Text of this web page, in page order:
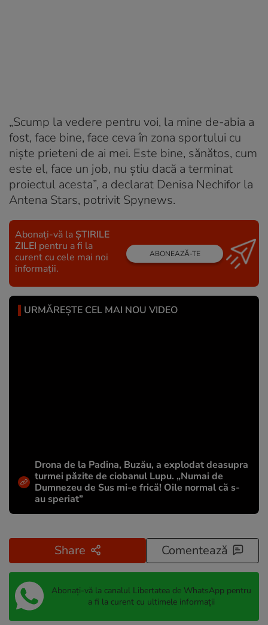
„Scump la vedere pentru voi, la mine de-abia a
fost, face bine, face ceva în zona sportului cu
niște prieteni de ai mei. Este bine, sănătos, cum
este el, face un job, nu știu dacă a terminat
proiectul acesta”, a declarat Denisa Nechifor la
Antena Stars, potrivit Spynews.
Abonați-vă la ȘTIRILE
ZILEI pentru a fi la
curent cu cele mai noi
informații.
ABONEAZĂ-TE
URMĂREȘTE CEL MAI NOU VIDEO
Drona de la Padina, Buzău, a explodat deasupra
turmei păzite de ciobanul Lupu. „Numai de
Dumnezeu de Sus mi-e frică! Oile normal că s-
au speriat”
Share Comentează
Abonați-vă la canalul Libertatea de WhatsApp pentru
a fi la curent cu ultimele informații